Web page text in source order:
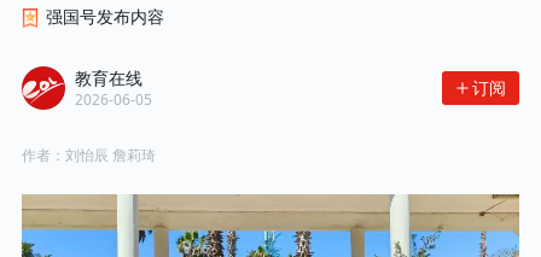
强国号发布内容
教育在线
2026-06-05
订阅
作者： 刘怡辰 詹莉琦